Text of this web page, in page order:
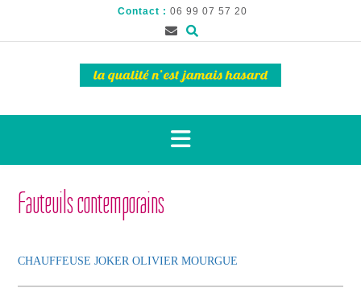
Contact : 06 99 07 57 20
Fauteuils contemporains
CHAUFFEUSE JOKER OLIVIER MOURGUE